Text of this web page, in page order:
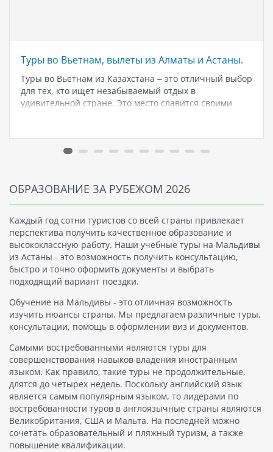
Туры во Вьетнам, вылеты из Алматы и Астаны.
Туры во Вьетнам из Казахстана – это отличный выбор
для тех, кто ищет незабываемый отдых в
удивительной стране. Это место славится своими
популярным направлением для туров из Казахстана,
ОБРАЗОВАНИЕ ЗА РУБЕЖОМ 2026
Каждый год сотни туристов со всей страны привлекает
перспектива получить качественное образование и
высококлассную работу. Наши учебные туры на Мальдивы
из Астаны - это возможность получить консультацию,
быстро и точно оформить документы и выбрать
подходящий вариант поездки.
Обучение на Мальдивы - это отличная возможность
изучить нюансы страны. Мы предлагаем различные туры,
консультации, помощь в оформлении виз и документов.
Самыми востребованными являются туры для
совершенствования навыков владения иностранным
языком. Как правило, такие туры не продолжительные,
длятся до четырех недель. Поскольку английский язык
является самым популярным языком, то лидерами по
востребованности туров в англоязычные страны являются
Великобритания, США и Мальта. На последней можно
сочетать образовательный и пляжный туризм, а также
повышение квалификации.